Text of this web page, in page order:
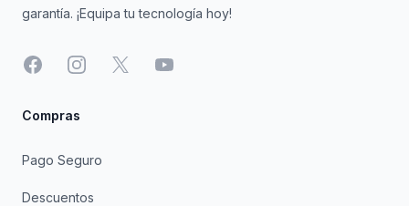
garantía. ¡Equipa tu tecnología hoy!
FacebookInstagram
X YouTube
Compras
Pago Seguro
Descuentos